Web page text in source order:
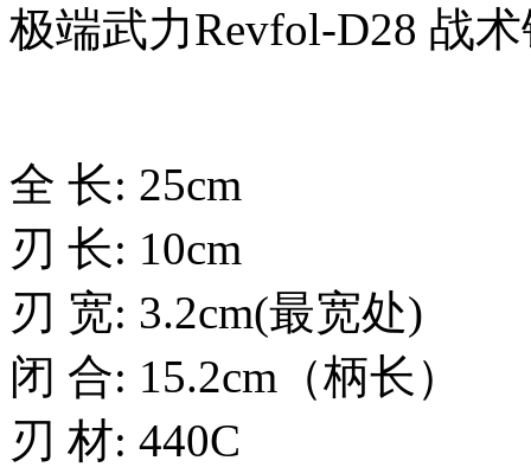
极端武力Revfol-D28 战
全 长: 25cm
刃 长: 10cm
刃 宽: 3.2cm(最宽处)
闭 合: 15.2cm（柄长）
刃 材: 440C